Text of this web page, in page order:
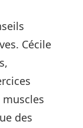
Cécile
des